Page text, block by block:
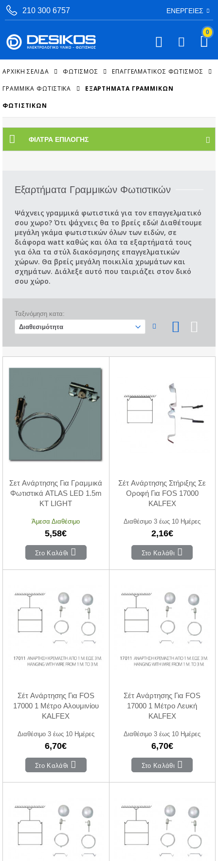
210 300 6757 ΕΝΈΡΓΕΙΕΣ
0
ΑΡΧΙΚΉ ΣΕΛΊΔΑ ΦΩΤΙΣΜΟΣ ΕΠΑΓΓΕΛΜΑΤΙΚΌΣ ΦΩΤΙΣΜΌΣ
ΓΡΑΜΜΙΚΆ ΦΩΤΙΣΤΙΚΆ ΕΞΑΡΤΉΜΑΤΑ ΓΡΑΜΜΙΚΏΝ
ΦΩΤΙΣΤΙΚΏΝ
ΦΊΛΤΡΑ ΕΠΙΛΟΓΉΣ
Εξαρτήματα Γραμμικών Φωτιστικών
Ψάχνεις γραμμικά φωτιστικά για τον επαγγελματικό
σου χωρο? Ότι ψάχνεις θα το βρείς εδώ! Διαθέτουμε
μεγάλη γκάμα φωτιστικών όλων των ειδών, σε
διάφορα watt καθώς και όλα τα εξαρτήματά τους
για όλα τα στύλ διακόσμησης επαγγελματικών
χώρων. Θα βρείς μεγάλη ποικιλία χρωμάτων και
σχημάτων. Διάλεξε αυτό που ταιριάζει στον δικό
σου χώρο.
Ταξινόμηση κατα:
Σετ Ανάρτησης Για Γραμμικά
Φωτιστικά ATLAS LED 1.5m
KT LIGHT
Άμεσα Διαθέσιμο
5,58€
Στο Καλάθι
Σέτ Ανάρτησης Στήριξης Σε
Οροφή Για FOS 17000
KALFEX
Διαθέσιμο 3 έως 10 Ημέρες
2,16€
Στο Καλάθι
Σέτ Ανάρτησης Για FOS
17000 1 Μέτρο Αλουμινίου
KALFEX
Διαθέσιμο 3 έως 10 Ημέρες
6,70€
Στο Καλάθι
Σέτ Ανάρτησης Για FOS
17000 1 Μέτρο Λευκή
KALFEX
Διαθέσιμο 3 έως 10 Ημέρες
6,70€
Στο Καλάθι